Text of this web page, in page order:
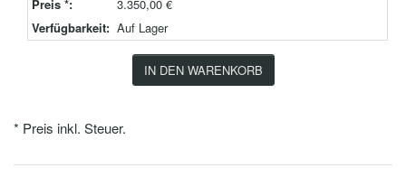
Preis *:
3.350,00 €
Verfügbarkeit: Auf Lager
IN DEN WARENKORB
* Preis inkl. Steuer.